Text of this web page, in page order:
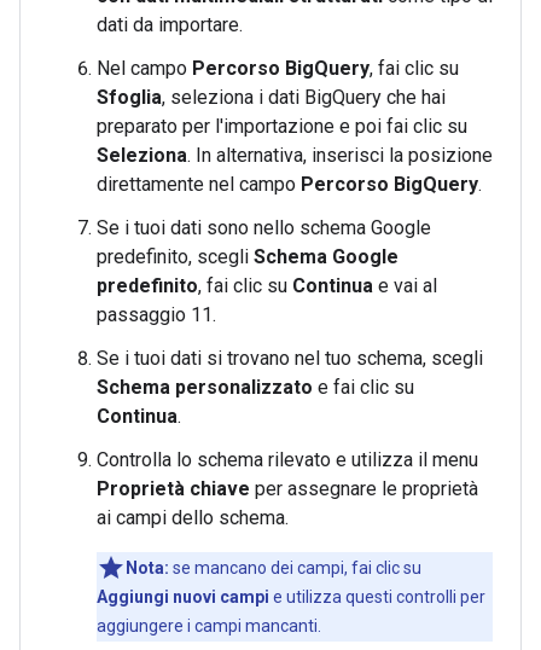
dati da importare.
Nel campo Percorso BigQuery, fai clic su
Sfoglia, seleziona i dati BigQuery che hai
preparato per l'importazione e poi fai clic su
Seleziona. In alternativa, inserisci la posizione
direttamente nel campo Percorso BigQuery.
Se i tuoi dati sono nello schema Google
predefinito, scegli Schema Google
predefinito, fai clic su Continua e vai al
passaggio 11.
Se i tuoi dati si trovano nel tuo schema, scegli
Schema personalizzato e fai clic su
Continua.
Controlla lo schema rilevato e utilizza il menu
Proprietà chiave per assegnare le proprietà
ai campi dello schema.
Nota: se mancano dei campi, fai clic su
Aggiungi nuovi campi e utilizza questi controlli per
aggiungere i campi mancanti.